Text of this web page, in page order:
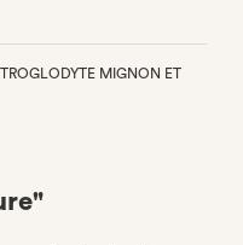
MIGNON ET